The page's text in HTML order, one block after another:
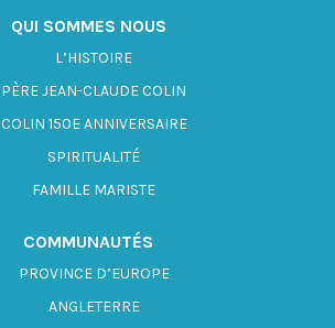
QUI SOMMES NOUS
L’HISTOIRE
PÈRE JEAN-CLAUDE COLIN
COLIN 150E ANNIVERSAIRE
SPIRITUALITÉ
FAMILLE MARISTE
COMMUNAUTÉS
PROVINCE D’EUROPE
ANGLETERRE